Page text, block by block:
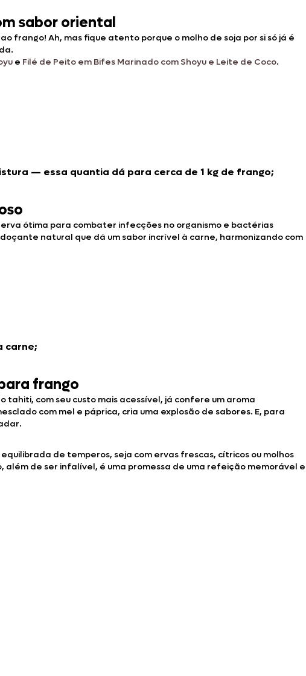
sabor oriental
frango! Ah, mas fique atento porque o molho de soja por si só já é
e Filé de Peito em Bifes Marinado com Shoyu e Leite de Coco.
— essa quantia dá para cerca de 1 kg de frango;
ótima para combater infecções no organismo e bactérias
natural que dá um sabor incrível à carne, harmonizando com
carne;
frango
com seu custo mais acessível, já confere um aroma
com mel e páprica, cria uma explosão de sabores. E, para
de temperos, seja com ervas frescas, cítricos ou molhos
além de ser infalível, é uma promessa de uma refeição memorável e